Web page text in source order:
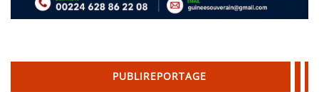
PUBLIREPORTAGE